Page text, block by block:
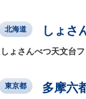
北海道 しょさ
しょさんべつ天文台
東京都 多摩六